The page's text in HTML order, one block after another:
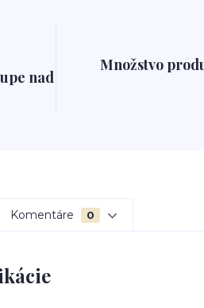
nad
Množstvo
Komentáre 0